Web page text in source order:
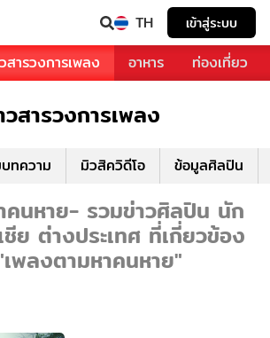
TH เข้าสู่ระบบ
สารวงการเพลง อาหาร ท่องเที่ยว
วสารวงการเพลง
ทความ มิวสิควิดีโอ ข้อมูลศิลปิน
คนหาย- รวมข่าวศิลปิน นัก
ชีย ต่างประเทศ ที่เกี่ยวข้อง
พลงตามหาคนหาย"